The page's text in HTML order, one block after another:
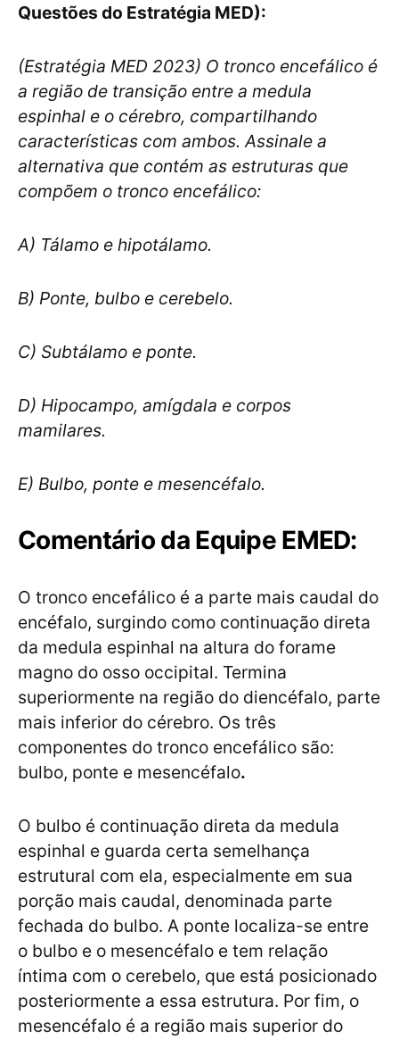
Questões do Estratégia MED):
(Estratégia MED 2023) O tronco encefálico é
a região de transição entre a medula
espinhal e o cérebro, compartilhando
características com ambos. Assinale a
alternativa que contém as estruturas que
compõem o tronco encefálico:
A) Tálamo e hipotálamo.
B) Ponte, bulbo e cerebelo.
C) Subtálamo e ponte.
D) Hipocampo, amígdala e corpos
mamilares.
E) Bulbo, ponte e mesencéfalo.
Comentário da Equipe EMED:
O tronco encefálico é a parte mais caudal do
encéfalo, surgindo como continuação direta
da medula espinhal na altura do forame
magno do osso occipital. Termina
superiormente na região do diencéfalo, parte
mais inferior do cérebro. Os três
componentes do tronco encefálico são:
bulbo, ponte e mesencéfalo.
O bulbo é continuação direta da medula
espinhal e guarda certa semelhança
estrutural com ela, especialmente em sua
porção mais caudal, denominada parte
fechada do bulbo. A ponte localiza-se entre
o bulbo e o mesencéfalo e tem relação
íntima com o cerebelo, que está posicionado
posteriormente a essa estrutura. Por fim, o
mesencéfalo é a região mais superior do